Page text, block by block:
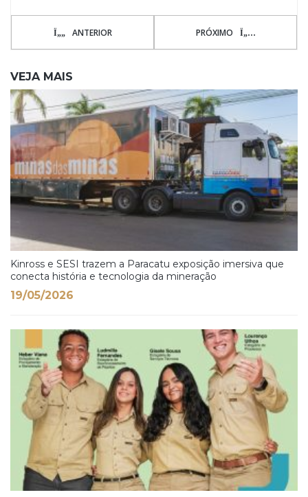
ANTERIOR PRÓXIMO
VEJA MAIS
Kinross e SESI trazem a Paracatu exposição imersiva que
conecta história e tecnologia da mineração
19/05/2026